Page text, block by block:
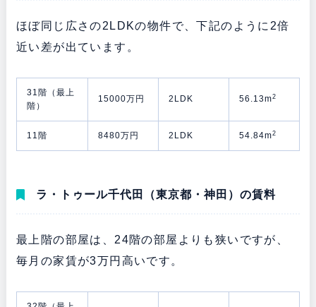
ほぼ同じ広さの2LDKの物件で、下記のように2倍
近い差が出ています。
31階（最上
階）
15000万円 2LDK 56.13m2
11階 8480万円 2LDK 54.84m2
ラ・トゥール千代田（東京都・神田）の賃料
最上階の部屋は、24階の部屋よりも狭いですが、
毎月の家賃が3万円高いです。